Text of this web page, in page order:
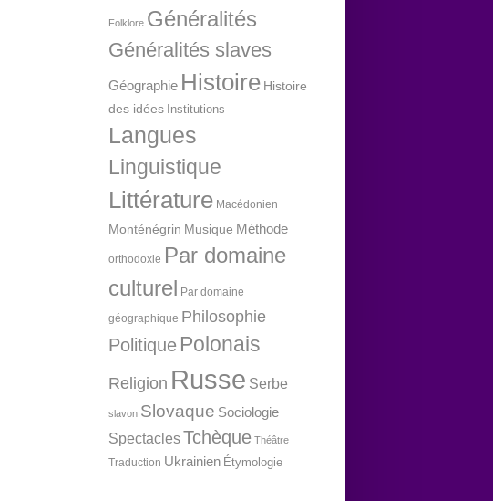
Folklore Généralités
Généralités slaves
Géographie Histoire Histoire
des idées Institutions
Langues
Linguistique
Littérature Macédonien
Monténégrin Musique Méthode
orthodoxie Par domaine
culturel Par domaine
géographique Philosophie
Politique Polonais
Religion Russe Serbe
slavon Slovaque Sociologie
SpectaclesTchèque Théâtre
Traduction Ukrainien Étymologie